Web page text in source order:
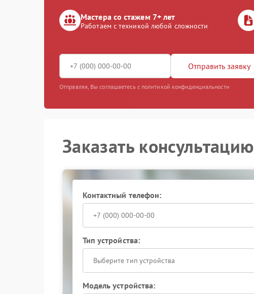
Мастера со стажем 7+ лет
Работаем с техникой любой сложности
Отправить заявку
Отправляя, Вы соглашаетесь с политикой конфиденциальности
Заказать консультацию
Контактный телефон:
Тип устройства:
Выберите тип устройства
Модель устройства: